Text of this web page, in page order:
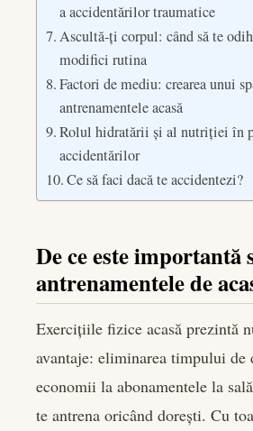
a accidentărilor traumatice
Ascultă-ți corpul: când să te
modifici rutina
Factori de mediu: crearea unui
antrenamentele acasă
Rolul hidratării și al nutriției în
accidentărilor
Ce să faci dacă te accidentezi?
De ce este
antrenamentele de
Exercițiile fizice acasă prezintă
avantaje: eliminarea timpului de
economii la abonamentele la
te antrena oricând dorești. Cu